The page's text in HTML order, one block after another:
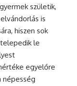
születik,
is
hiszen sok
le
egyelőre
népesség